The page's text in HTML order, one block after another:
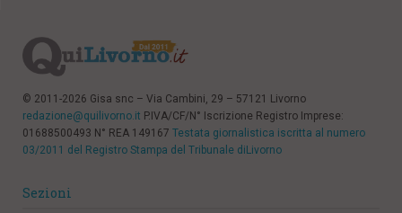
© 2011-2026 Gisa snc – Via Cambini, 29 – 57121 Livorno
redazione@quilivorno.it P.IVA/CF/N° Iscrizione Registro Imprese:
01688500493 N° REA 149167 Testata giornalistica iscritta al numero
03/2011 del Registro Stampa del Tribunale diLivorno
Sezioni